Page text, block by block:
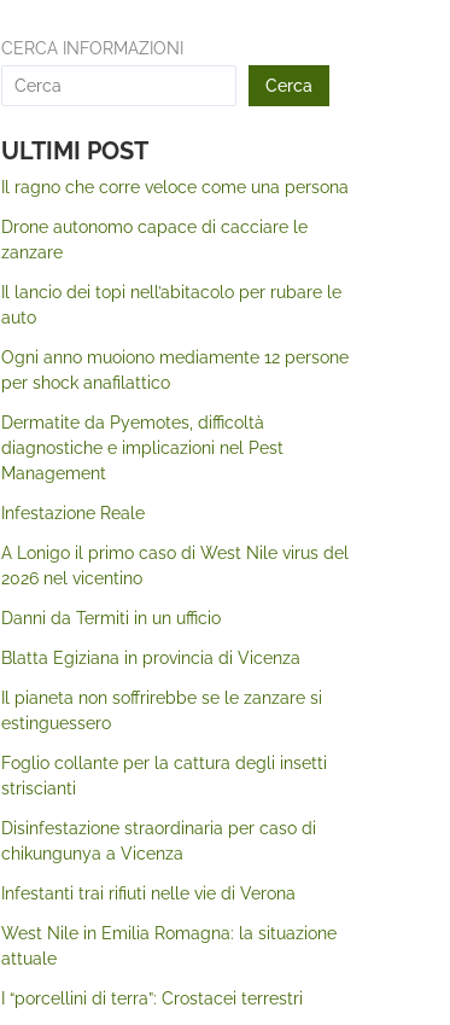
CERCA INFORMAZIONI
Cerca
ULTIMI POST
Il ragno che corre veloce come una persona
Drone autonomo capace di cacciare le
zanzare
Il lancio dei topi nell’abitacolo per rubare le
auto
Ogni anno muoiono mediamente 12 persone
per shock anafilattico
Dermatite da Pyemotes, difficoltà
diagnostiche e implicazioni nel Pest
Management
Infestazione Reale
A Lonigo il primo caso di West Nile virus del
2026 nel vicentino
Danni da Termiti in un ufficio
Blatta Egiziana in provincia di Vicenza
Il pianeta non soffrirebbe se le zanzare si
estinguessero
Foglio collante per la cattura degli insetti
striscianti
Disinfestazione straordinaria per caso di
chikungunya a Vicenza
Infestanti trai rifiuti nelle vie di Verona
West Nile in Emilia Romagna: la situazione
attuale
I “porcellini di terra”: Crostacei terrestri